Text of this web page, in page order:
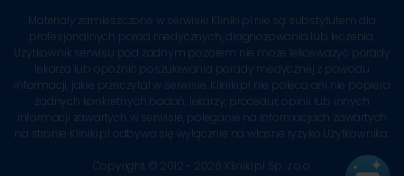
Materiały zamieszczone w serwisie Kliniki.pl nie są substytutem dla
profesjonalnych porad medycznych, diagnozowania lub leczenia.
Użytkownik serwisu pod żadnym pozorem nie może lekceważyć porady
lekarza lub opóźnić poszukiwania porady medycznej z powodu
informacji, jakie przeczytał w serwisie. Kliniki.pl nie poleca ani nie popiera
żadnych konkretnych badań, lekarzy, procedur, opinii lub innych
informacji zawartych w serwisie, poleganie na informacjach zawartych
na stronie Kliniki.pl odbywa się wyłącznie na własne ryzyko Użytkownika.
Copyright © 2012 - 2026 Kliniki.pl Sp. z o.o.